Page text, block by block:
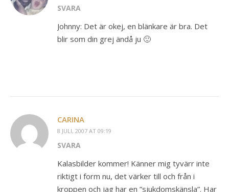
SVARA
Johnny: Det är okej, en blänkare är bra. Det
blir som din grej ändå ju 🙂
CARINA
8 JULI, 2007 AT 09:19
SVARA
Kalasbilder kommer! Känner mig tyvärr inte
riktigt i form nu, det värker till och från i
kroppen och jag har en ”sjukdomskänsla”. Har